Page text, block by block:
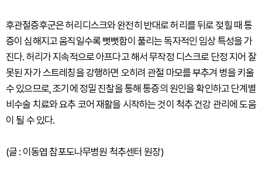
후관절증후군은 허리디스크와 완전히 반대로 허리를 뒤로 젖힐 때 통
증이 심해지고 움직일수록 뻣뻣함이 풀리는 독자적인 임상 특성을 가
진다. 허리가 지속적으로 아프다고 해서 무작정 디스크로 단정 지어 잘
못된 자가 스트레칭을 강행하면 오히려 관절 마모를 부추겨 병을 키울
수 있으므로, 조기에 정밀 진찰을 통해 통증의 원인을 확인하고 단계별
비수술 치료와 요추 코어 재활을 시작하는 것이 척추 건강 관리에 도움
이 될 수 있다.
(글 : 이동엽 참포도나무병원 척추센터 원장)